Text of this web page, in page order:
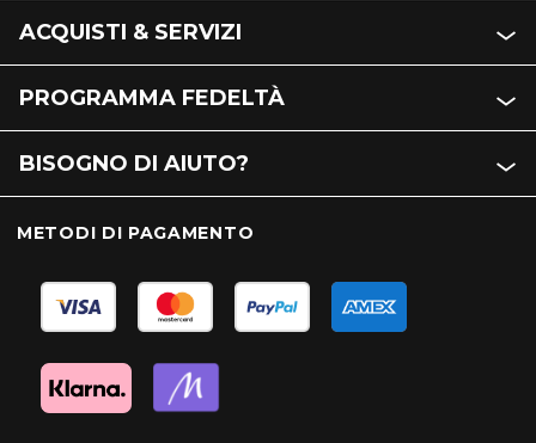
ACQUISTI & SERVIZI
PROGRAMMA FEDELTÀ
BISOGNO DI AIUTO?
METODI DI PAGAMENTO